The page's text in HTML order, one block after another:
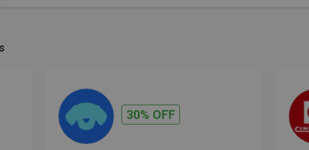
30% OFF